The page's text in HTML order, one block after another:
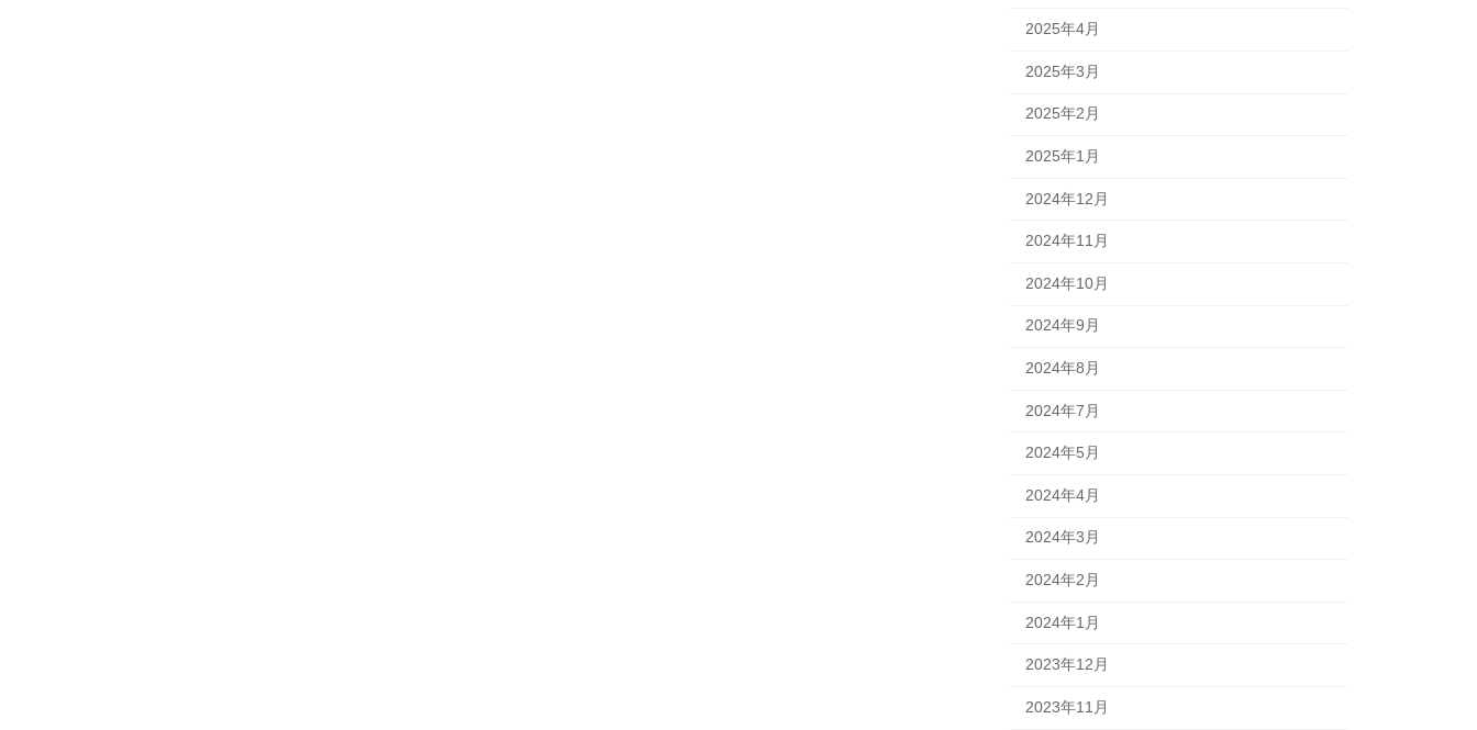
2025年4月
2025年3月
2025年2月
2025年1月
2024年12月
2024年11月
2024年10月
2024年9月
2024年8月
2024年7月
2024年5月
2024年4月
2024年3月
2024年2月
2024年1月
2023年12月
2023年11月